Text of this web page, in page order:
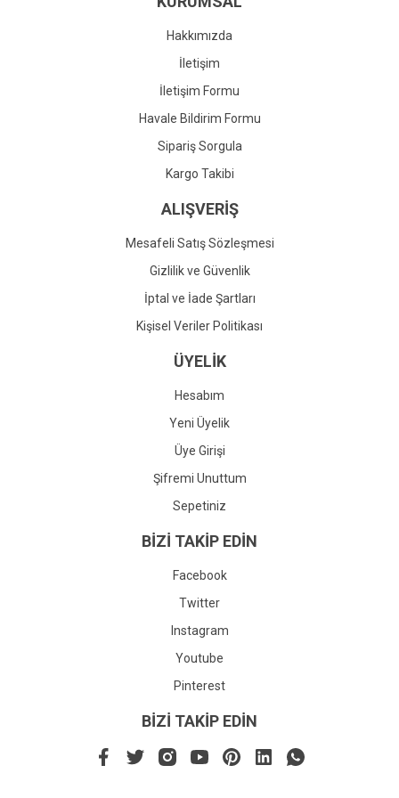
Gönder
Hakkımızda
İletişim
İletişim Formu
Havale Bildirim Formu
Sipariş Sorgula
Kargo Takibi
ALIŞVERİŞ
Mesafeli Satış Sözleşmesi
Gizlilik ve Güvenlik
İptal ve İade Şartları
Kişisel Veriler Politikası
ÜYELİK
Hesabım
Yeni Üyelik
Üye Girişi
Şifremi Unuttum
Sepetiniz
BİZİ TAKİP EDİN
Facebook
Twitter
Instagram
Youtube
Pinterest
BİZİ TAKİP EDİN